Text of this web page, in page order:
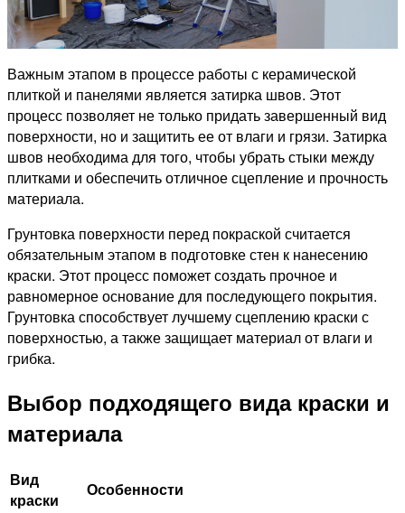
Важным этапом в процессе работы с керамической
плиткой и панелями является затирка швов. Этот
процесс позволяет не только придать завершенный вид
поверхности, но и защитить ее от влаги и грязи. Затирка
швов необходима для того, чтобы убрать стыки между
плитками и обеспечить отличное сцепление и прочность
материала.
Грунтовка поверхности перед покраской считается
обязательным этапом в подготовке стен к нанесению
краски. Этот процесс поможет создать прочное и
равномерное основание для последующего покрытия.
Грунтовка способствует лучшему сцеплению краски с
поверхностью, а также защищает материал от влаги и
грибка.
Выбор подходящего вида краски и
материала
Вид
краски
Особенности